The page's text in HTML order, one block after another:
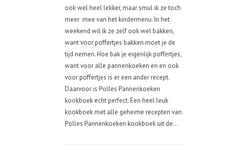
ook wel heel lekker, maar smul ik ze toch
meer mee van het kindermenu. In het
weekend wil ik ze zelf ook wel bakken,
want voor poffertjes bakken moet je de
tijd nemen. Hoe bak je eigenlijk poffertjes,
want voor alle pannenkoeken en en ook
voor poffertjes is er een ander recept.
Daarvoor is Polles Pannenkoeken
kookboek echt perfect. Een heel leuk
kookboek met alle geheime recepten van
Polles Pannenkoeken kookboek uit de...